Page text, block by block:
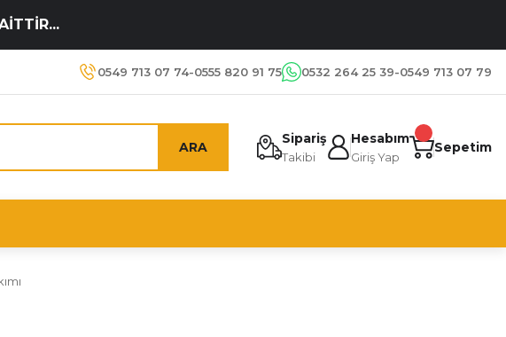
0549 713 07 74-0555 820 91 75 0532 264 25 39-0549 713 07 79
ARA
Sipariş
Takibi
Hesabım
Giriş Yap
Sepetim